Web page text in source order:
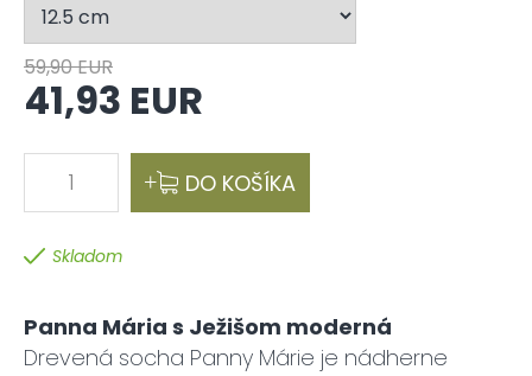
59,90 EUR
41,93 EUR
1 DO KOŠÍKA
Skladom
Panna Mária s Ježišom moderná
Drevená socha Panny Márie je nádherne